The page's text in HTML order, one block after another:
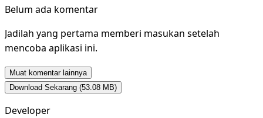
Belum ada komentar
Jadilah yang pertama memberi masukan setelah
mencoba aplikasi ini.
Muat komentar lainnya
Download Sekarang (53.08 MB)
Developer